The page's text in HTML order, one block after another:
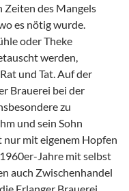
Zeiten des Mangels
es nötig wurde.
oder Theke
werden,
und Tat. Auf der
Brauerei bei der
zu
und sein Sohn
mit eigenem Hopfen
Jahre mit selbst
auch Zwischenhandel